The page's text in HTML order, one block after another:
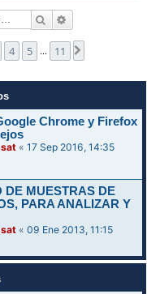
Buscar
114 5 … 11
Chrome y Firefox
«17 Sep 2016, 14:35
DE MUESTRAS DE
PARA ANALIZAR Y
«09 Ene 2013, 11:15